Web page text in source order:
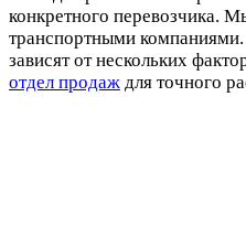
конкретного перевозчика.
транспортными
зависят от нескольких
отдел продаж для точного